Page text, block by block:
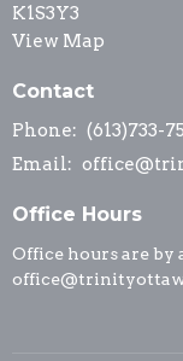
K1S3Y3
View Map
Contact
Phone: (613)733-
Email:
Office Hours
Office hours are by